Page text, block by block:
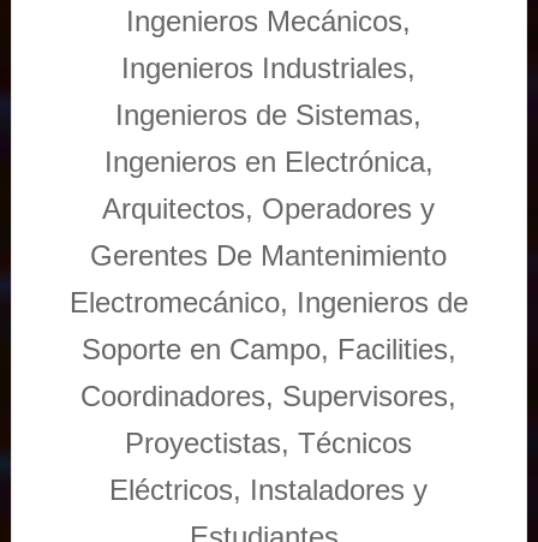
Ingenieros Mecánicos,
Ingenieros Industriales,
Ingenieros de Sistemas,
Ingenieros en Electrónica,
Arquitectos, Operadores y
Gerentes De Mantenimiento
Electromecánico, Ingenieros de
Soporte en Campo, Facilities,
Coordinadores, Supervisores,
Proyectistas, Técnicos
Eléctricos, Instaladores y